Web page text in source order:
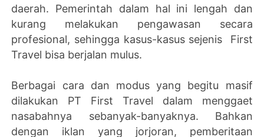
daerah. Pemerintah dalam hal ini lengah dan
kurang melakukan pengawasan secara
profesional, sehingga kasus-kasus sejenis First
Travel bisa berjalan mulus.
Berbagai cara dan modus yang begitu masif
dilakukan PT First Travel dalam menggaet
nasabahnya sebanyak-banyaknya. Bahkan
dengan iklan yang jorjoran, pemberitaan